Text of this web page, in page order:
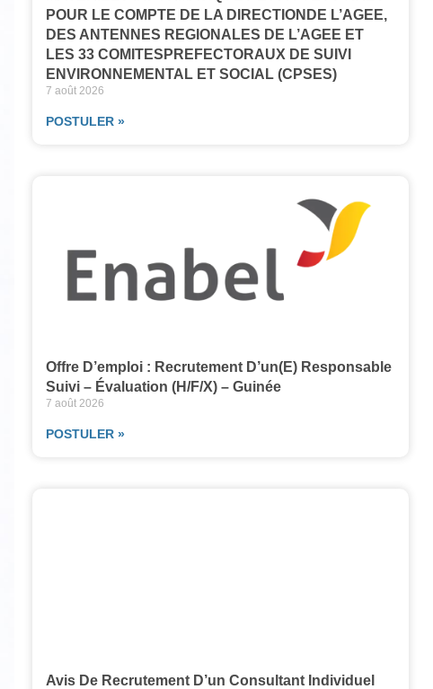
POUR LE COMPTE DE LA DIRECTIONDE L’AGEE,
DES ANTENNES REGIONALES DE L’AGEE ET
LES 33 COMITESPREFECTORAUX DE SUIVI
ENVIRONNEMENTAL ET SOCIAL (CPSES)
7 août 2026
POSTULER »
Offre D’emploi : Recrutement D’un(e) Responsable
Suivi – Évaluation (H/F/X) – Guinée
7 août 2026
POSTULER »
Avis De Recrutement D’un Consultant Individuel